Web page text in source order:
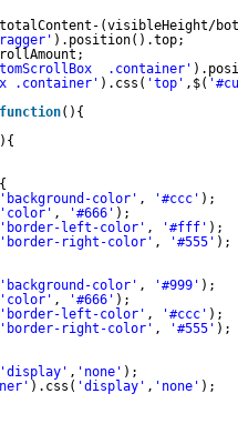
(visibleHeight/
).position().top;
.container'
.container' ).css( 'top' ,$(
function(){
'background-color' , '#ccc' );
'color' , '#666' );
'border-left-color' , '#fff' );
'border-right-color' , '#555' );
'background-color' , '#999' );
'color' , '#666' );
'border-left-color' , '#ccc' );
'border-right-color' , '#555' );
'display' , 'none' );
).css( 'display' , 'none' );